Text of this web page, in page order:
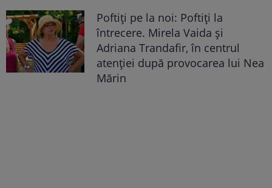
Poftiți pe la noi: Poftiți la
întrecere. Mirela Vaida și
Adriana Trandafir, în centrul
atenției după provocarea lui Nea
Mărin